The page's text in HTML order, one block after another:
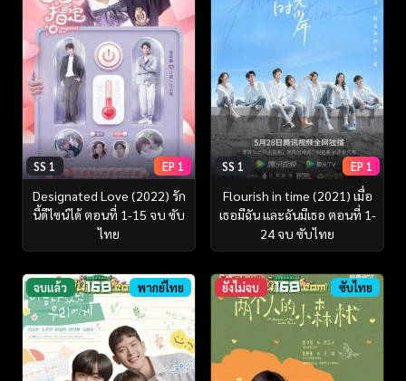
SS 1 EP 1
Designated Love (2022) รัก
นี้ดีไซน์ได้ ตอนที่ 1-15 จบ ซับ
ไทย
SS 1 EP 1
Flourish in time (2021) เมื่อ
เธอมีฉัน และฉันมีเธอ ตอนที่ 1-
24 จบ ซับไทย
จบแล้ว พากย์ไทย ยังไม่จบ ซับไทย